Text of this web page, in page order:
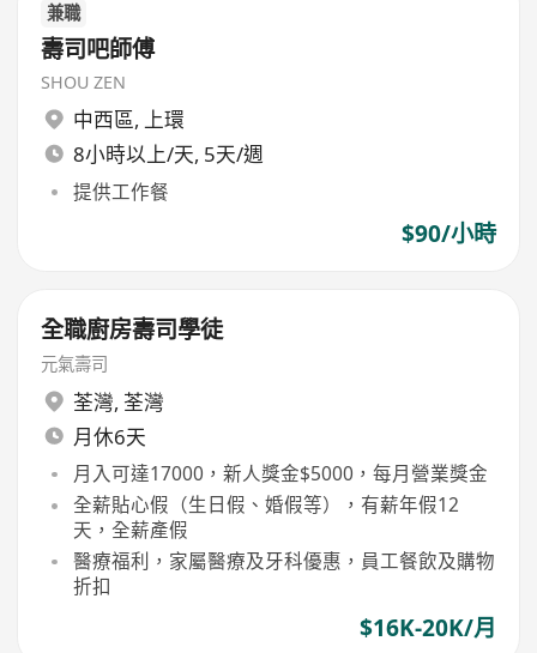
兼職
壽司吧師傅
SHOU ZEN
中西區, 上環
8小時以上/天, 5天/週
提供工作餐
$90/小時
全職廚房壽司學徒
元氣壽司
荃灣, 荃灣
月休6天
月入可達17000，新人獎金$5000，每月營業獎金
全薪貼心假（生日假、婚假等），有薪年假12
天，全薪產假
醫療福利，家屬醫療及牙科優惠，員工餐飲及購物
折扣
$16K-20K/月